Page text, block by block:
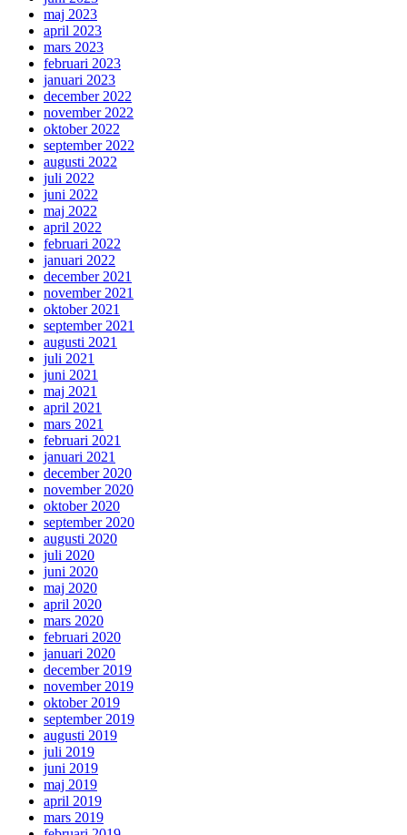
maj 2023
april 2023
mars 2023
februari 2023
januari 2023
december 2022
november 2022
oktober 2022
september 2022
augusti 2022
juli 2022
juni 2022
maj 2022
april 2022
februari 2022
januari 2022
december 2021
november 2021
oktober 2021
september 2021
augusti 2021
juli 2021
juni 2021
maj 2021
april 2021
mars 2021
februari 2021
januari 2021
december 2020
november 2020
oktober 2020
september 2020
augusti 2020
juli 2020
juni 2020
maj 2020
april 2020
mars 2020
februari 2020
januari 2020
december 2019
november 2019
oktober 2019
september 2019
augusti 2019
juli 2019
juni 2019
maj 2019
april 2019
mars 2019